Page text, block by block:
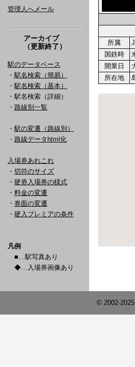
管理人へメール
アーカイブ
（更新終了）
駅のデータベース
・ 駅名検索（簡易）
・ 駅名検索（基本）
・駅名検索（詳細）
・ 路線別一覧
・ 駅の変遷（路線別）
・ 路線データhtml化
入場券あれこれ
・ 切符のサイズ
・ 硬券入場券の様式
・ 料金の変遷
・ 券面の変遷
・ 硬入プレミアの条件
凡例
■…駅写真あり
◆…入場券画像あり
所属
国鉄時
開業日
所在地
© 2002-